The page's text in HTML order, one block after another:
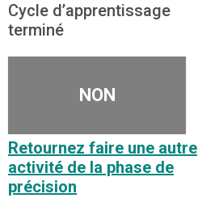
Cycle d’apprentissage
terminé
NON
Retournez faire une autre
activité de la phase de
précision